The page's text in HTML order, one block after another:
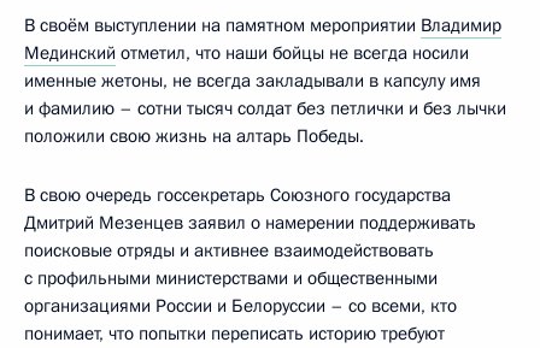
В своём выступлении на памятном мероприятии Владимир
Мединский отметил, что наши бойцы не всегда носили
именные жетоны, не всегда закладывали в капсулу имя
и фамилию – сотни тысяч солдат без петлички и без лычки
положили свою жизнь на алтарь Победы.
В свою очередь госсекретарь Союзного государства
Дмитрий Мезенцев заявил о намерении поддерживать
поисковые отряды и активнее взаимодействовать
с профильными министерствами и общественными
организациями России и Белоруссии – со всеми, кто
понимает, что попытки переписать историю требуют